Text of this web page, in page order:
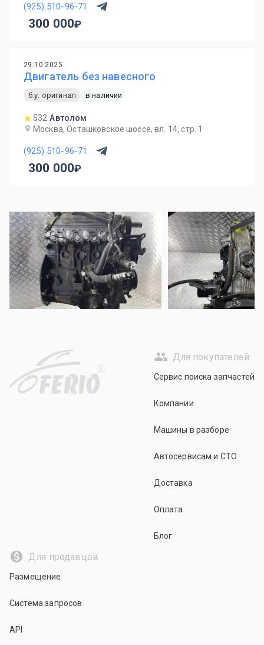
(925) 510-96-71
300 000
29.10.2025
Двигатель без навесного
б.у. оригинал в наличии
532 Автолом
Москва, Осташковское шоссе, вл. 14, стр. 1
(925) 510-96-71
300 000
R
Для покупателей
Сервис поиска запчастей
Компании
Машины в разборе
Автосервисам и СТО
Доставка
Оплата
Блог
Для продавцов
Размещение
Система запросов
API